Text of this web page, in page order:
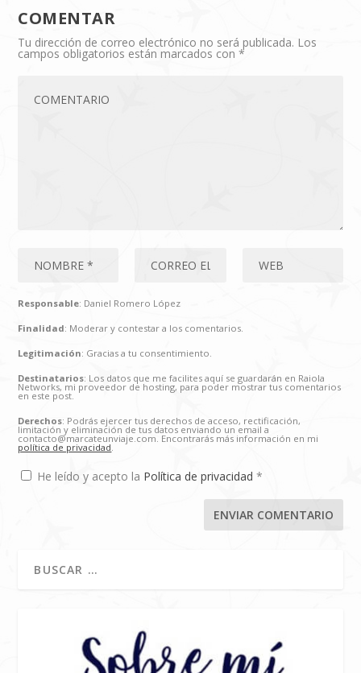
COMENTAR
Tu dirección de correo electrónico no será publicada. Los
campos obligatorios están marcados con*
Responsable: Daniel Romero López
Finalidad: Moderar y contestar a los comentarios.
Legitimación: Gracias a tu consentimiento.
Destinatarios: Los datos que me facilites aquí se guardarán en Raiola
Networks, mi proveedor de hosting, para poder mostrar tus comentarios
en este post.
Derechos: Podrás ejercer tus derechos de acceso, rectificación,
limitación y eliminación de tus datos enviando un email a
contacto@marcateunviaje.com. Encontrarás más información en mi
política de privacidad.
He leído y acepto la Política de privacidad*